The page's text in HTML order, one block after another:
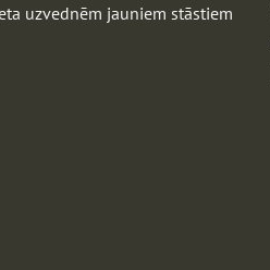
uzvednēm jauniem stāstiem